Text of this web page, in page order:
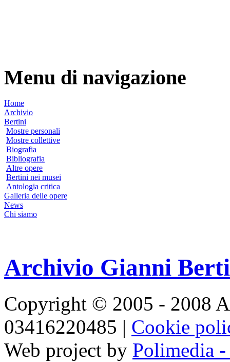
Menu di navigazione
Home
Archivio
Bertini
Mostre personali
Mostre collettive
Biografia
Bibliografia
Altre opere
Bertini nei musei
Antologia critica
Galleria delle opere
News
Chi siamo
Archivio Gianni
Copyright © 2005 - 2008
03416220485 | Cookie
Web project by Polimedia